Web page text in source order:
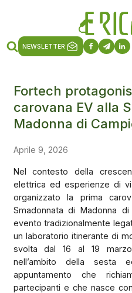
NEWSLETTER
Fortech
carovana EV alla
Madonna di
Aprile 9, 2026
Nel contesto della
elettrica ed esperienze di
organizzato la prima
Smadonnata di Madonna
evento tradizionalmente
un laboratorio itinerante di
svolta dal 16 al 19
nell’ambito della sesta
appuntamento che
partecipanti e che nasce